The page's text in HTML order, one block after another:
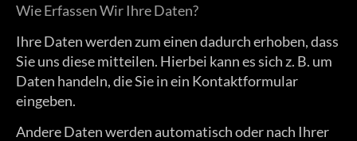
Wie Erfassen Wir Ihre Daten?
Ihre Daten werden zum einen dadurch erhoben, dass
Sie uns diese mitteilen. Hierbei kann es sich z. B. um
Daten handeln, die Sie in ein Kontaktformular
eingeben.
Andere Daten werden automatisch oder nach Ihrer